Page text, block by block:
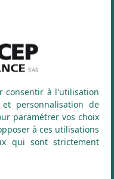
consentir à l'utilisation
personnalisation de
paramétrer vos choix
à ces utilisations
qui sont strictement
: